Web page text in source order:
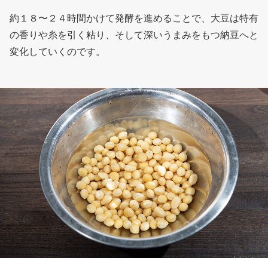
約１８〜２４時間かけて発酵を進めることで、大豆は特有
の香りや糸を引く粘り、そして深いうまみをもつ納豆へと
変化していくのです。